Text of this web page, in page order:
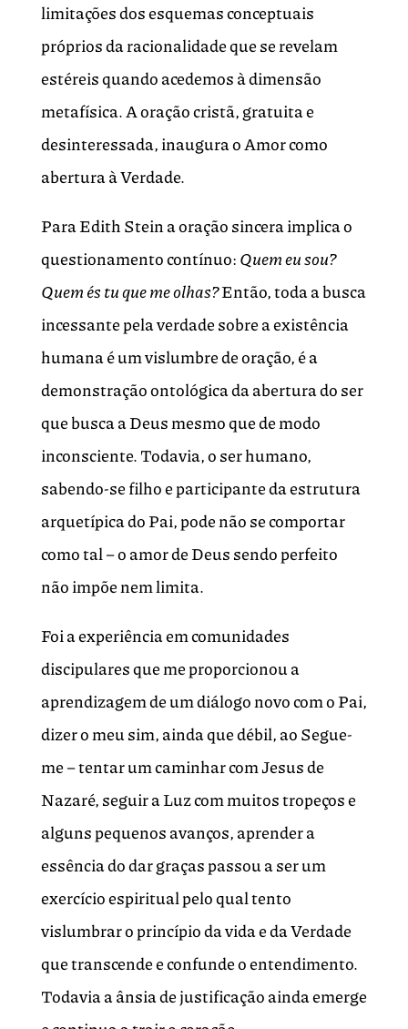
limitações dos esquemas conceptuais
próprios da racionalidade que se revelam
estéreis quando acedemos à dimensão
metafísica. A oração cristã, gratuita e
desinteressada, inaugura o Amor como
abertura à Verdade.
Para Edith Stein a oração sincera implica o
questionamento contínuo:Quem eu sou?
Quem és tu que me olhas?Então, toda a busca
incessante pela verdade sobre a existência
humana é um vislumbre de oração, é a
demonstração ontológica da abertura do ser
que busca a Deus mesmo que de modo
inconsciente. Todavia, o ser humano,
sabendo-se filho e participante da estrutura
arquetípica do Pai, pode não se comportar
como tal – o amor de Deus sendo perfeito
não impõe nem limita.
Foi a experiência em comunidades
discipulares que me proporcionou a
aprendizagem de um diálogo novo com o Pai,
dizer o meu sim, ainda que débil, ao Segue-
me – tentar um caminhar com Jesus de
Nazaré, seguir a Luz com muitos tropeços e
alguns pequenos avanços, aprender a
essência do dar graças passou a ser um
exercício espiritual pelo qual tento
vislumbrar o princípio da vida e da Verdade
que transcende e confunde o entendimento.
Todavia a ânsia de justificação ainda emerge